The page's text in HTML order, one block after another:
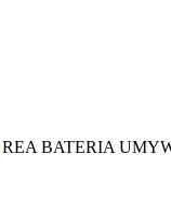
REA BATERIA